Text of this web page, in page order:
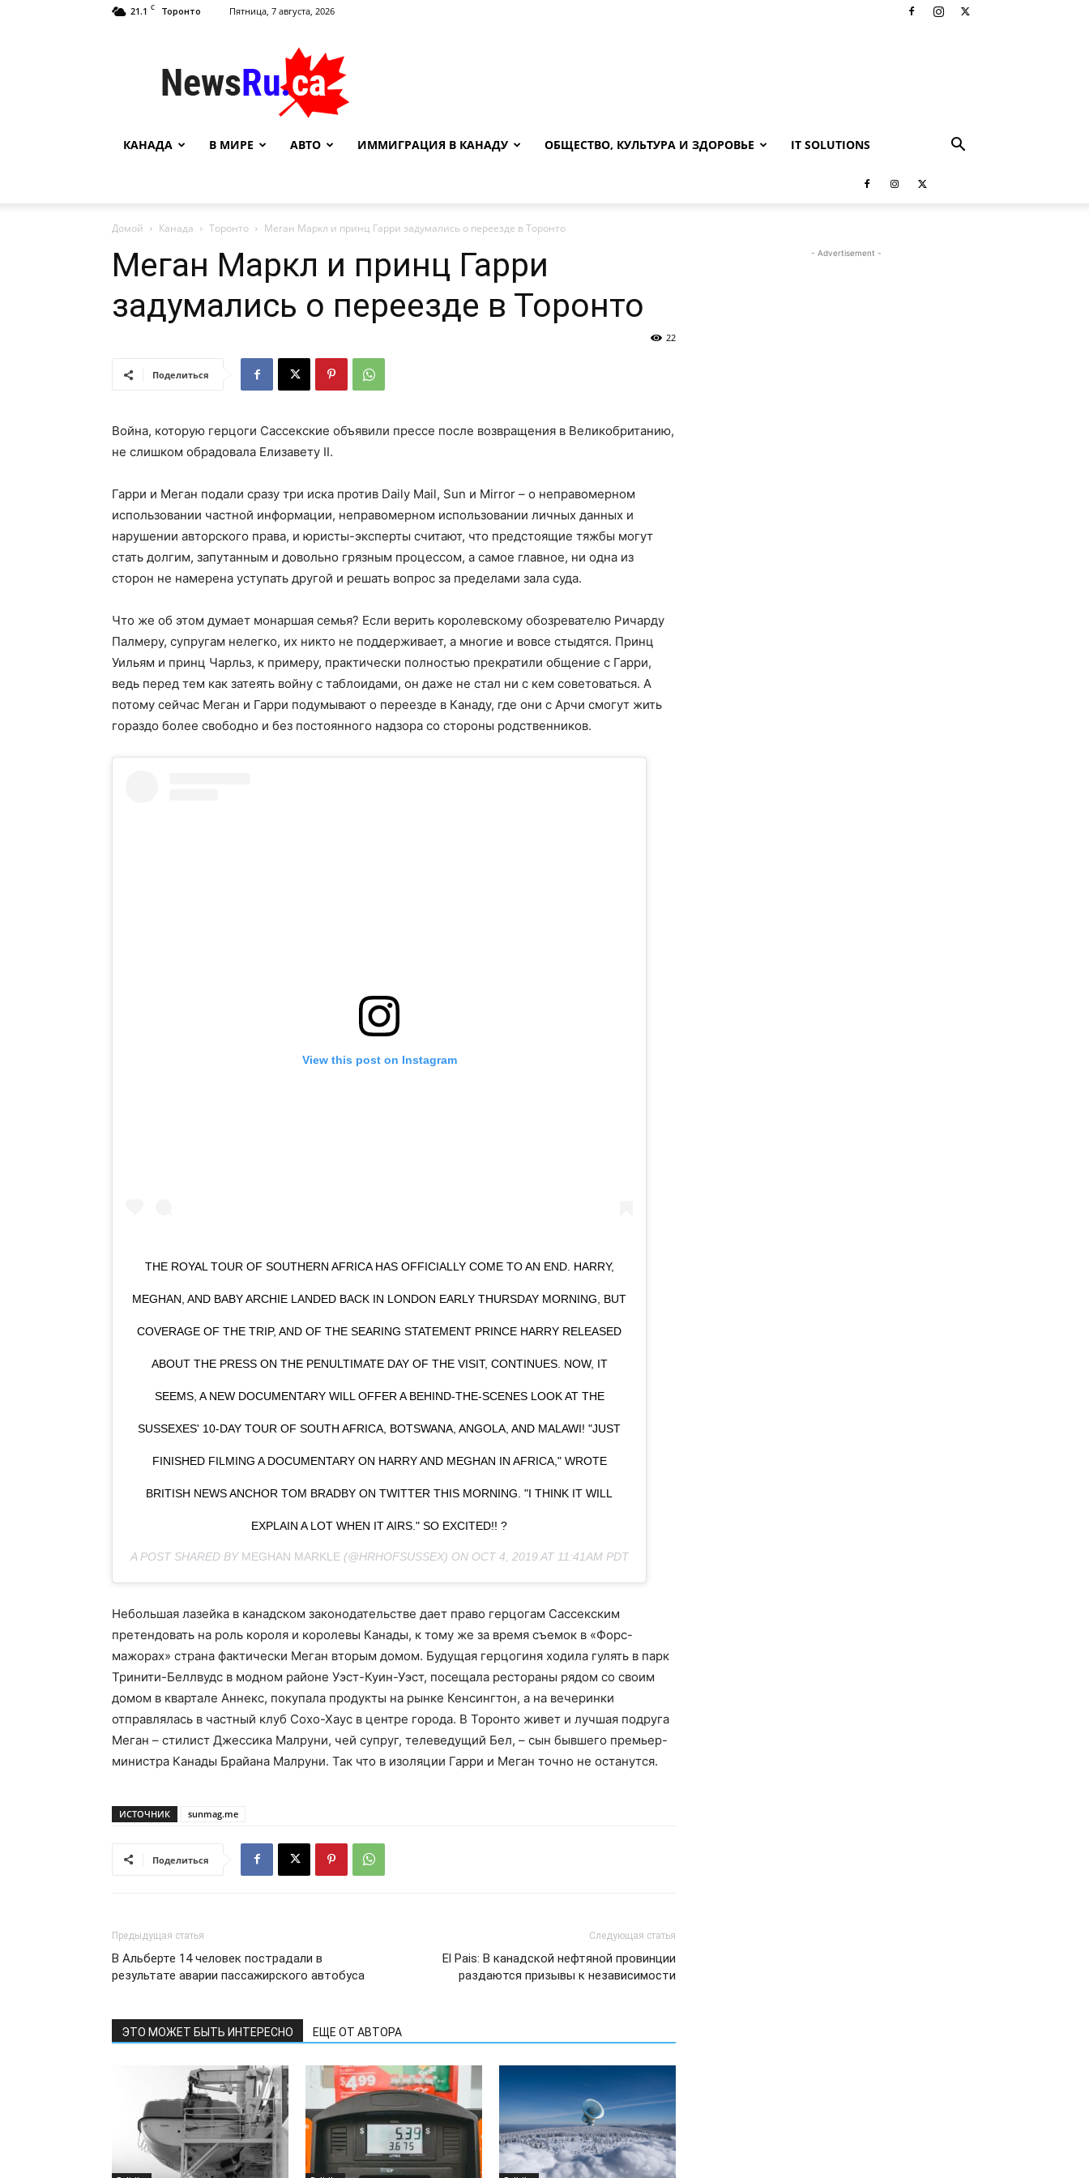
21.1 C Торонто Пятница, 7 августа, 2026
NewsRu.Ca
КАНАДА В МИРЕ АВТО ИММИГРАЦИЯ В КАНАДУ ОБЩЕСТВО, КУЛЬТУРА И ЗДОРОВЬЕ IT SOLUTIONS
Домой Канада Торонто Меган Маркл и принц Гарри задумались о переезде в Торонто
Меган Маркл и принц Гарри
задумались о переезде в Торонто
22
Поделиться
Война, которую герцоги Сассекские объявили прессе после возвращения в Великобританию,
не слишком обрадовала Елизавету II.
Гарри и Меган подали сразу три иска против Daily Mail, Sun и Mirror – о неправомерном
использовании частной информации, неправомерном использовании личных данных и
нарушении авторского права, и юристы-эксперты считают, что предстоящие тяжбы могут
стать долгим, запутанным и довольно грязным процессом, а самое главное, ни одна из
сторон не намерена уступать другой и решать вопрос за пределами зала суда.
Что же об этом думает монаршая семья? Если верить королевскому обозревателю Ричарду
Палмеру, супругам нелегко, их никто не поддерживает, а многие и вовсе стыдятся. Принц
Уильям и принц Чарльз, к примеру, практически полностью прекратили общение с Гарри,
ведь перед тем как затеять войну с таблоидами, он даже не стал ни с кем советоваться. А
потому сейчас Меган и Гарри подумывают о переезде в Канаду, где они с Арчи смогут жить
гораздо более свободно и без постоянного надзора со стороны родственников.
View this post on Instagram
THE ROYAL TOUR OF SOUTHERN AFRICA HAS OFFICIALLY COME TO AN END. HARRY,
MEGHAN, AND BABY ARCHIE LANDED BACK IN LONDON EARLY THURSDAY MORNING, BUT
COVERAGE OF THE TRIP, AND OF THE SEARING STATEMENT PRINCE HARRY RELEASED
ABOUT THE PRESS ON THE PENULTIMATE DAY OF THE VISIT, CONTINUES. NOW, IT
SEEMS, A NEW DOCUMENTARY WILL OFFER A BEHIND-THE-SCENES LOOK AT THE
SUSSEXES' 10-DAY TOUR OF SOUTH AFRICA, BOTSWANA, ANGOLA, AND MALAWI! "JUST
FINISHED FILMING A DOCUMENTARY ON HARRY AND MEGHAN IN AFRICA," WROTE
BRITISH NEWS ANCHOR TOM BRADBY ON TWITTER THIS MORNING. "I THINK IT WILL
EXPLAIN A LOT WHEN IT AIRS." SO EXCITED!! ?
A POST SHARED BY MEGHAN MARKLE(@HRHOFSUSSEX) ON OCT 4, 2019 AT 11:41AM PDT
Небольшая лазейка в канадском законодательстве дает право герцогам Сассекским
претендовать на роль короля и королевы Канады, к тому же за время съемок в «Форс-
мажорах» страна фактически Меган вторым домом. Будущая герцогиня ходила гулять в парк
Тринити-Беллвудс в модном районе Уэст-Куин-Уэст, посещала рестораны рядом со своим
домом в квартале Аннекс, покупала продукты на рынке Кенсингтон, а на вечеринки
отправлялась в частный клуб Сохо-Хаус в центре города. В Торонто живет и лучшая подруга
Меган – стилист Джессика Малруни, чей супруг, телеведущий Бел, – сын бывшего премьер-
министра Канады Брайана Малруни. Так что в изоляции Гарри и Меган точно не останутся.
ИСТОЧНИК sunmag.me
Поделиться
Предыдущая статья
В Альберте 14 человек пострадали в
результате аварии пассажирского автобуса
Следующая статья
El Pais: В канадской нефтяной провинции
раздаются призывы к независимости
ЭТО МОЖЕТ БЫТЬ ИНТЕРЕСНО ЕЩЕ ОТ АВТОРА
- Advertisement -